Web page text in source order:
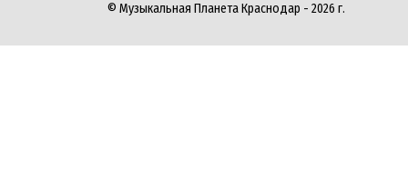
© Музыкальная Планета Краснодар - 2026 г.